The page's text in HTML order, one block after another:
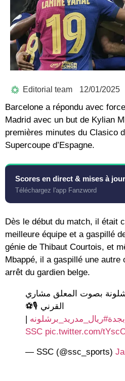
Editorial team 12/01/2025
Barcelone a répondu avec
Madrid avec un but de Kylian
premières minutes du Clasico
Supercoupe d’Espagne.
Scores en direct & mises à
Téléchargez l'app Fanzword
Dès le début du match, il était
meilleure équipe et a gaspillé
génie de Thibaut Courtois, et
Mbappé, il a gaspillé une
arrêt du gardien belge.
بصوت المعلق مشاري
القرني 🎙️⚽
#ريال_مدريد_برشلونه
pic.twitter.com/
— SSC (@ssc_sports)